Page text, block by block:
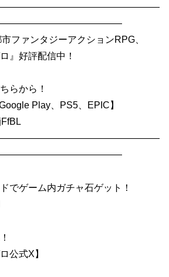
ファンタジーアクションRPG、
』好評配信中！
らから！
Play、PS5、EPIC】
でゲーム内ガチャ石ゲット！
公式X】